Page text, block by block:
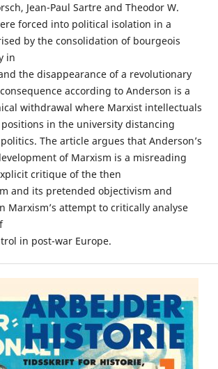
Jean-Paul Sartre and Theodor W.
forced into political isolation in a
by the consolidation of bourgeois
in
the disappearance of a revolutionary
according to Anderson is a
withdrawal where Marxist intellectuals
in the university distancing
The article argues that Anderson’s
of Marxism is a misreading
critique of the then
and its pretended objectivism and
Marxism’s attempt to critically analyse
in post-war Europe.